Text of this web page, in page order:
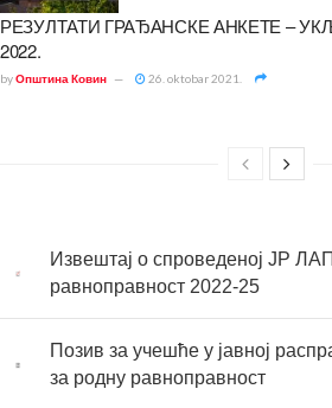
РЕЗУЛТАТИ ГРАЂАНСКЕ АНКЕТЕ –
2022.
byОпштина Ковин 26. oktobar 2021.
Извештај о спроведеној ЈР
равноправност 2022-25
Позив за учешће у јавној
за родну равноправност